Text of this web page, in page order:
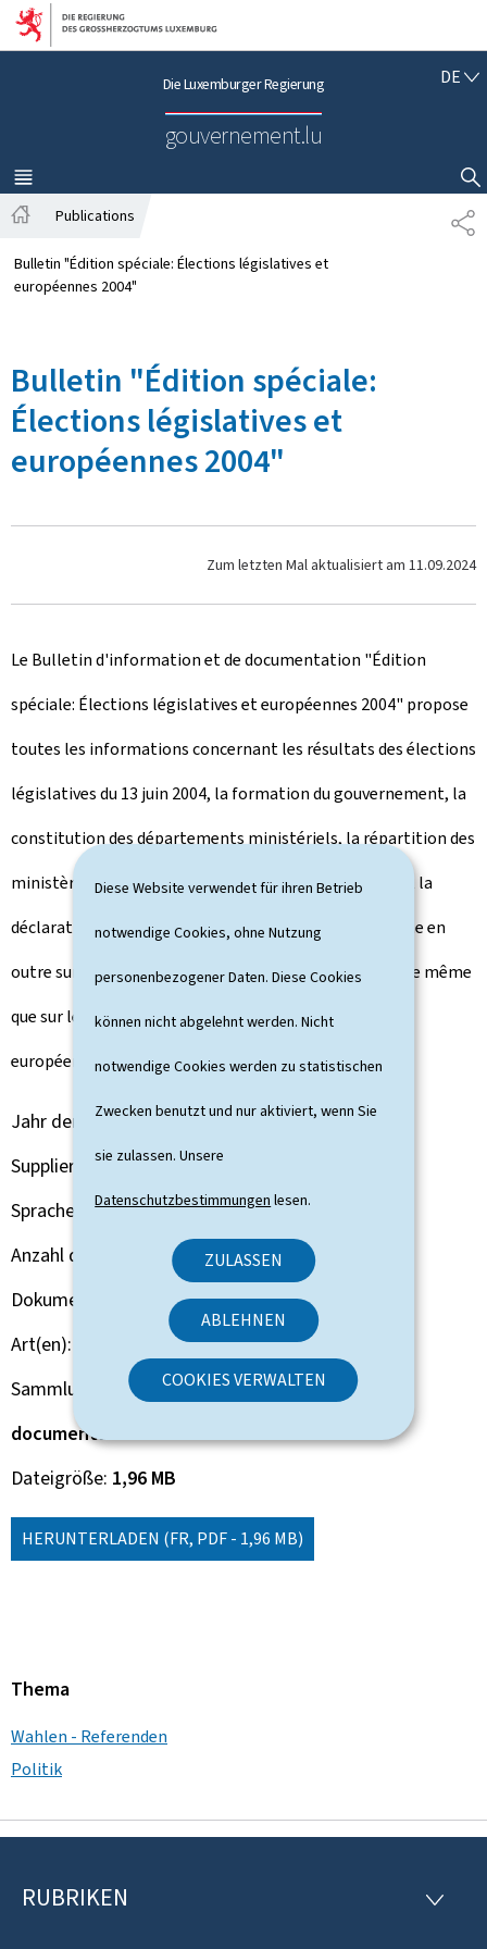
Diese Website verwendet für ihren Betrieb
notwendige Cookies, ohne Nutzung
personenbezogener Daten. Diese Cookies
können nicht abgelehnt werden. Nicht
notwendige Cookies werden zu statistischen
Zwecken benutzt und nur aktiviert, wenn Sie
sie zulassen. Unsere
Datenschutzbestimmungen lesen.
ZULASSEN
ABLEHNEN
COOKIES VERWALTEN
Zur Hauptnavigation
Zum Inhalt
Die Luxemburger Regierung
gouvernement.lu
DED
S
C
H
MENÜ
HAUPT-
SUCHFLED ANZEIGEN / SCHLIESSEN
T
E
t
a
e
i
Publications
Bulletin "Édition spéciale: Élections législatives et
européennes 2004"
Bulletin "Édition spéciale:
Élections législatives et
européennes 2004"
Zum letzten Mal aktualisiert am 11.09.2024
Le Bulletin d'information et de documentation "Édition
spéciale: Élections législatives et européennes 2004" propose
toutes les informations concernant les résultats des élections
législatives du 13 juin 2004, la formation du gouvernement, la
constitution des départements ministériels, la répartition des
ministères, les membres du nouveau gouvernement et la
déclaration gouvernementale. La publication renseigne en
outre sur la composition de la Chambre des députés, de même
que sur les résultats des élections pour le Parlement
européen, également tenues le 13 juin 2004.
Jahr der Veröffentlichung 2004
Supplier
Service information et presse (SIP)
Sprache(n) Französisch
Anzahl der Seiten
140 seite(n)
Dokumentformat
Pdf
Art(en)
Broschüre Buch
Sammlung
Bulletin d'information et de
documentation
Dateigröße 1,96 MB
HERUNTERLADEN (FR, PDF - 1,96 MB)
Thema
Wahlen - Referenden
Politik
F
RUBRIKEN
R